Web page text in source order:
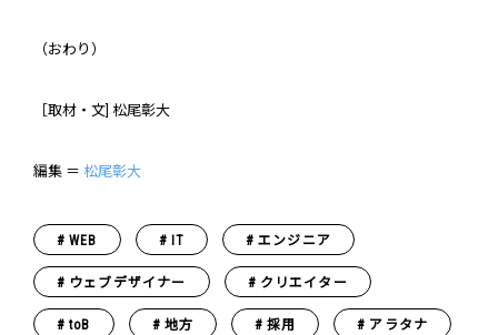
（おわり）
［取材・文] 松尾彰大
編集 ＝ 松尾彰大
WEB IT エンジニア
ウェブデザイナー クリエイター
toB 地方 採用 アラタナ